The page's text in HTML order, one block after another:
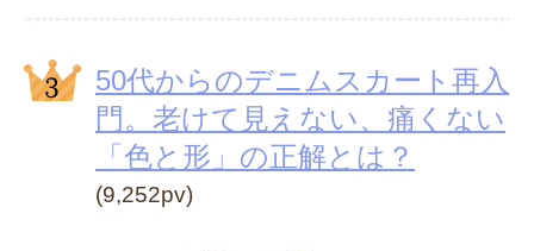
50代からのデニムスカート再入
門。老けて見えない、痛くない
「色と形」の正解とは？
(9,252pv)